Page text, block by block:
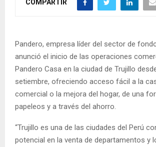
COMPARTIR
Pandero, empresa líder del sector de
anunció el inicio de las operaciones
Pandero Casa en la ciudad de Trujillo
setiembre, ofreciendo acceso fácil a la
comercial o la mejora del hogar, de una
papeleos y a través del ahorro.
“Trujillo es una de las ciudades del Perú
potencial en la venta de departamentos y